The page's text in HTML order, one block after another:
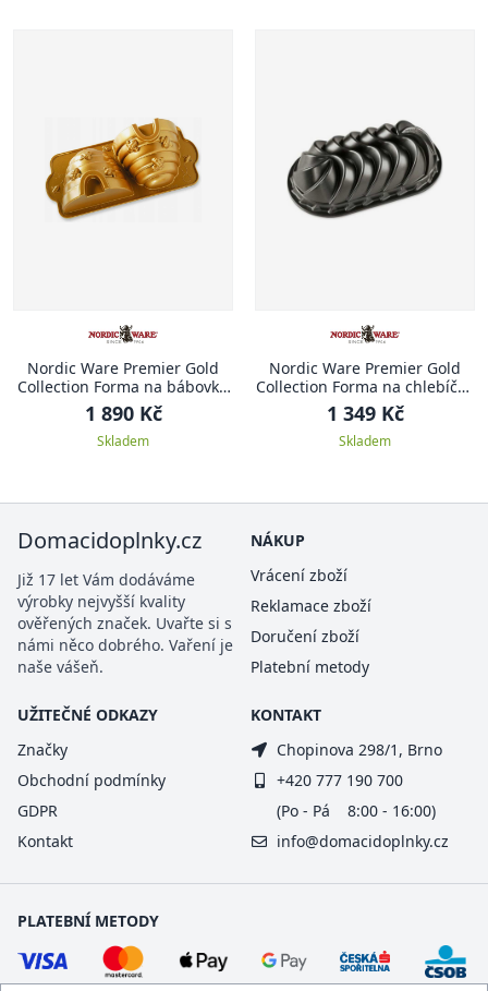
Nordic Ware Premier Gold
Collection Forma na bábovku
včelí úl 3D, zlatá, 2.3 l
1 890 Kč
Skladem
Nordic Ware Premier Gold
Collection Forma na chlebíček
1,4 l HERITAGE
1 349 Kč
Skladem
Domacidoplnky.cz
Již 17 let Vám dodáváme
výrobky nejvyšší kvality
ověřených značek. Uvařte si s
námi něco dobrého. Vaření je
naše vášeň.
NÁKUP
Vrácení zboží
Reklamace zboží
Doručení zboží
Platební metody
UŽITEČNÉ ODKAZY
Značky
Obchodní podmínky
GDPR
Kontakt
KONTAKT
Chopinova 298/1, Brno
+420 777 190 700
(Po - Pá 8:00 - 16:00)
info@domacidoplnky.cz
PLATEBNÍ METODY